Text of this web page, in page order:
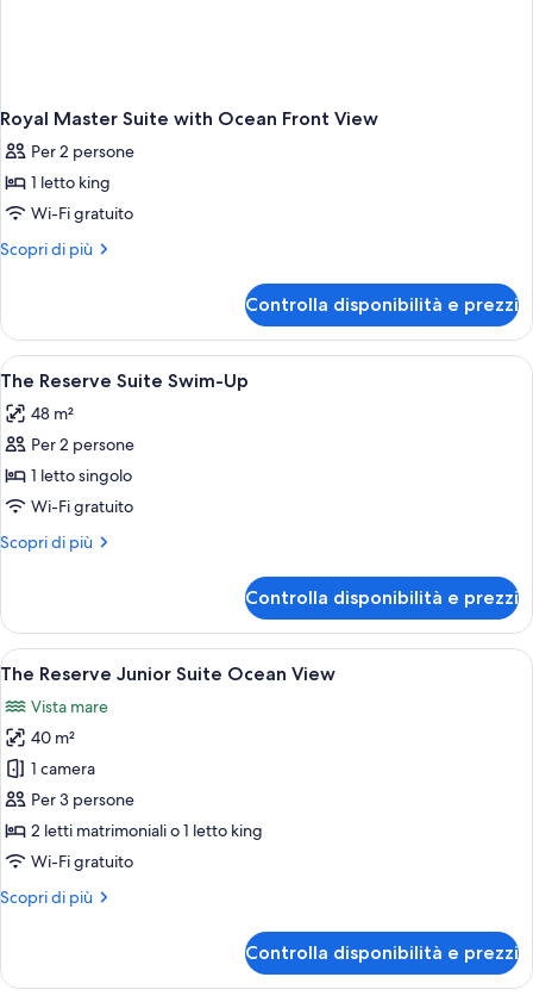
Royal Master Suite with Ocean Front View
Per 2 persone
1 letto king
Wi-Fi gratuito
Scopri di più
Altri
Master
Suite
with
Front
View
Controlla disponibilità e prezzi
Apri
tutte
le
foto
per
The
Reserve
Suite
Up
Una camera d'hotel moderna con
8
The Reserve Suite Swim-Up
48 m²
Per 2 persone
1 letto singolo
Wi-Fi gratuito
Scopri di più
Altri
Reserve
Suite
Swim-
Controlla disponibilità e prezzi
Apri
tutte
le
foto
per
The
Reserve
Junior
Ocean
Una camera d'albergo moderna
5
The Reserve Junior Suite Ocean View
Vista mare
40 m²
1 camera
Per 3 persone
2 letti matrimoniali o 1 letto king
Wi-Fi gratuito
Scopri di più
Altri
Reserve
Controlla disponibilità e prezzi